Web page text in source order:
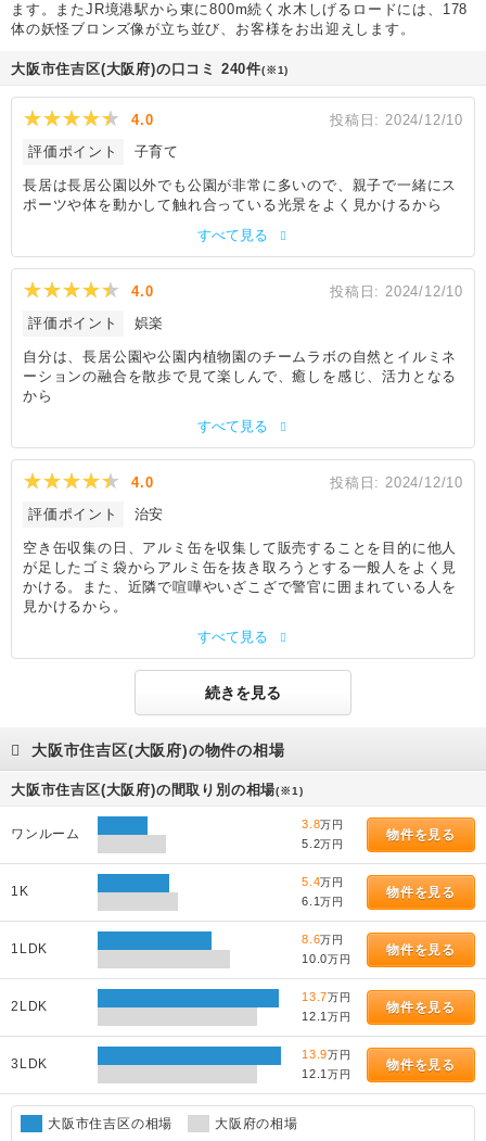
ます。またJR境港駅から東に800m続く水木しげるロードには、178
体の妖怪ブロンズ像が立ち並び、お客様をお出迎えします。
大阪市住吉区(大阪府)の口コミ 240件(※1)
4.0 投稿日: 2024/12/10
評価ポイント
子育て
長居は長居公園以外でも公園が非常に多いので、親子で一緒にス
ポーツや体を動かして触れ合っている光景をよく見かけるから
すべて見る
4.0 投稿日: 2024/12/10
評価ポイント
娯楽
自分は、長居公園や公園内植物園のチームラボの自然とイルミネ
ーションの融合を散歩で見て楽しんで、癒しを感じ、活力となる
から
すべて見る
4.0 投稿日: 2024/12/10
評価ポイント
治安
空き缶収集の日、アルミ缶を収集して販売することを目的に他人
が足したゴミ袋からアルミ缶を抜き取ろうとする一般人をよく見
かける。また、近隣で喧嘩やいざこざで警官に囲まれている人を
見かけるから。
すべて見る
続きを見る
大阪市住吉区(大阪府)の物件の相場
大阪市住吉区(大阪府)の間取り別の相場(※1)
ワンルーム
3.8万円
5.2万円
物件を見る
1K
5.4万円
6.1万円
物件を見る
1LDK
8.6万円
10.0万円
物件を見る
2LDK
13.7万円
12.1万円
物件を見る
3LDK
13.9万円
12.1万円
物件を見る
大阪市住吉区の相場 大阪府の相場